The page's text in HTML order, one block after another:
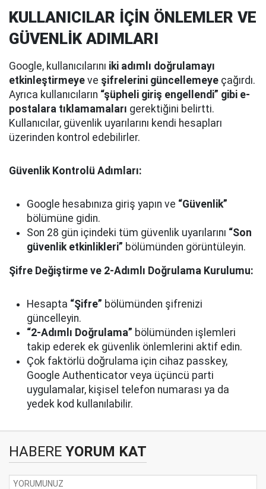
KULLANICILAR İÇİN ÖNLEMLER VE
GÜVENLİK ADIMLARI
Google, kullanıcılarını iki adımlı doğrulamayı
etkinleştirmeye ve şifrelerini güncellemeye çağırdı.
Ayrıca kullanıcıların “şüpheli giriş engellendi” gibi e-
postalara tıklamamaları gerektiğini belirtti.
Kullanıcılar, güvenlik uyarılarını kendi hesapları
üzerinden kontrol edebilirler.
Güvenlik Kontrolü Adımları:
Google hesabınıza giriş yapın ve “Güvenlik”
bölümüne gidin.
Son 28 gün içindeki tüm güvenlik uyarılarını “Son
güvenlik etkinlikleri” bölümünden görüntüleyin.
Şifre Değiştirme ve 2-Adımlı Doğrulama Kurulumu:
Hesapta “Şifre” bölümünden şifrenizi
güncelleyin.
“2-Adımlı Doğrulama” bölümünden işlemleri
takip ederek ek güvenlik önlemlerini aktif edin.
Çok faktörlü doğrulama için cihaz passkey,
Google Authenticator veya üçüncü parti
uygulamalar, kişisel telefon numarası ya da
yedek kod kullanılabilir.
HABERE YORUM KAT